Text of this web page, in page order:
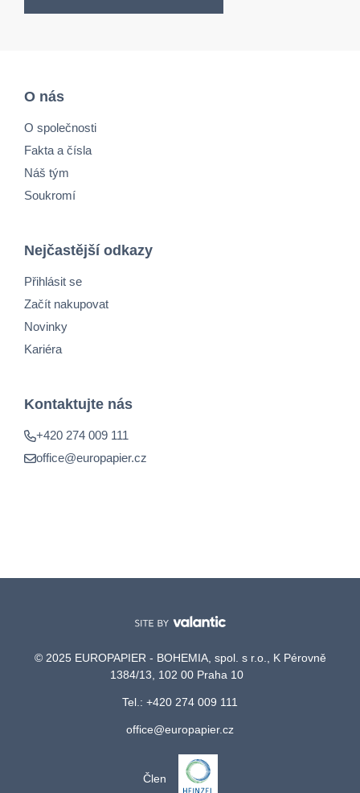
O nás
O společnosti
Fakta a čísla
Náš tým
Soukromí
Nejčastější odkazy
Přihlásit se
Začít nakupovat
Novinky
Kariéra
Kontaktujte nás
+420 274 009 111
office@europapier.cz
© 2025 EUROPAPIER - BOHEMIA, spol. s r.o., K Pérovně
1384/13, 102 00 Praha 10
Tel.: +420 274 009 111
office@europapier.cz
Člen